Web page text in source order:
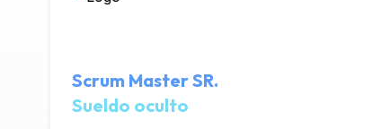
Scrum Master SR.
Sueldo oculto